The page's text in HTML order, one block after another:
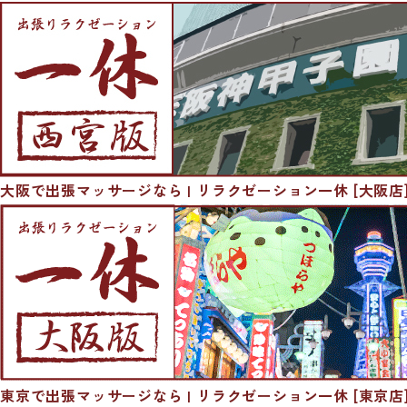
大阪で出張マッサージなら | リラクゼーション一休 [大阪
東京で出張マッサージなら | リラクゼーション一休 [東京